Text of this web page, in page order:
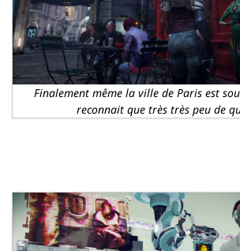
Finalement même la ville de Paris est
reconnait que très très peu de